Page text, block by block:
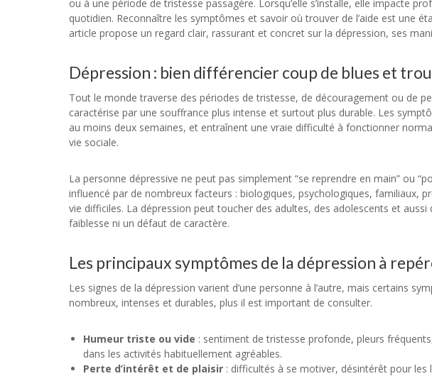
ou à une période de tristesse passagère. Lorsqu’elle s’installe, elle impacte
quotidien. Reconnaître les symptômes et savoir où trouver de l’aide est une
article propose un regard clair, rassurant et concret sur la dépression, ses
Dépression : bien différencier coup de blues et
Tout le monde traverse des périodes de tristesse, de découragement ou de
caractérise par une souffrance plus intense et surtout plus durable. Les
au moins deux semaines, et entraînent une vraie difficulté à fonctionner
vie sociale.
La personne dépressive ne peut pas simplement “se reprendre en main” ou
influencé par de nombreux facteurs : biologiques, psychologiques, familiaux,
vie difficiles. La dépression peut toucher des adultes, des adolescents et aussi
faiblesse ni un défaut de caractère.
Les principaux symptômes de la dépression à
Les signes de la dépression varient d’une personne à l’autre, mais certains
nombreux, intenses et durables, plus il est important de consulter.
Humeur triste ou vide : sentiment de tristesse profonde, pleurs
dans les activités habituellement agréables.
Perte d’intérêt et de plaisir : difficultés à se motiver, désintérêt pour